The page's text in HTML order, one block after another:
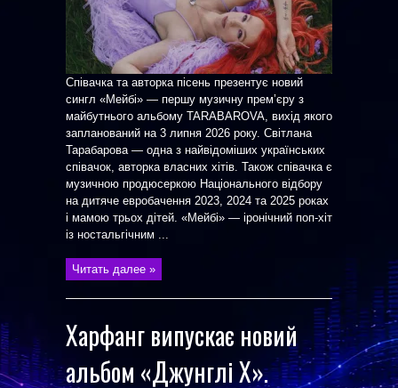
Співачка та авторка пісень презентує новий
сингл «Мейбі» — першу музичну прем’єру з
майбутнього альбому TARABAROVA, вихід якого
запланований на 3 липня 2026 року. Світлана
Тарабарова — одна з найвідоміших українських
співачок, авторка власних хітів. Також співачка є
музичною продюсеркою Національного відбору
на дитяче евробачення 2023, 2024 та 2025 роках
і мамою трьох дітей. «Мейбі» — іронічний поп-хіт
із ностальгічним ...
Читать далее »
Харфанг випускає новий
альбом «Джунглі Х».